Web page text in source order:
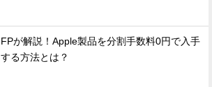
FPが解説！Apple製品を分割手数料0円で入手
する方法とは？